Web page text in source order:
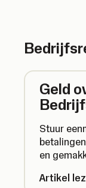
Geld
Stuur
en
financiën
Artikel